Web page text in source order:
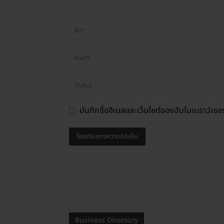
บันทึกชื่ออีเมลและเว็บไซต์ของฉันในเบราว์เ
Business Directory